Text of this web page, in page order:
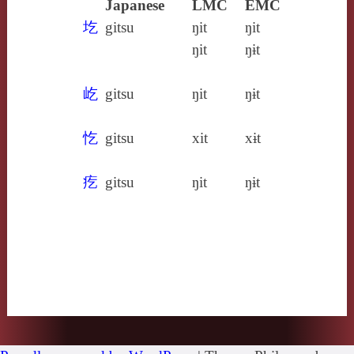
Japanese LMC
EMC
圪 gitsu
ŋit
ŋit
ŋit
ŋɨt
屹 gitsu ŋit ŋɨt
忔 gitsu xit xɨt
疙 gitsu ŋit ŋɨt